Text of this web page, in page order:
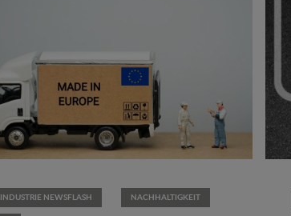
INDUSTRIE NEWSFLASH NACHHALTIGKEIT